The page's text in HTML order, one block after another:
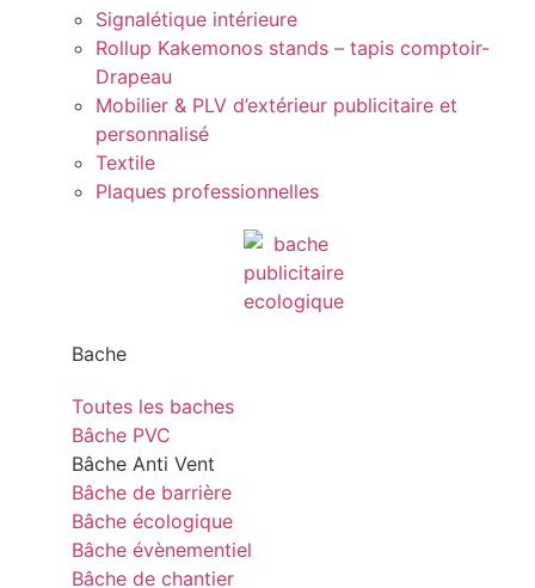
Signalétique intérieure
Rollup Kakemonos stands – tapis comptoir-
Drapeau
Mobilier & PLV d’extérieur publicitaire et
personnalisé
Textile
Plaques professionnelles
Bache
Toutes les baches
Bâche PVC
Bâche Anti Vent
Bâche de barrière
Bâche écologique
Bâche évènementiel
Bâche de chantier